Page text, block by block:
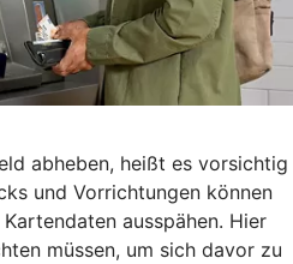
abheben, heißt es vorsichtig
und Vorrichtungen können
ausspähen. Hier
müssen, um sich davor zu